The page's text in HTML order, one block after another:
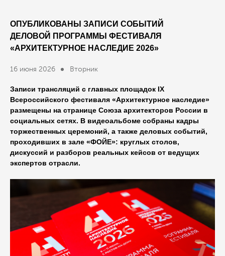
ОПУБЛИКОВАНЫ ЗАПИСИ СОБЫТИЙ
ДЕЛОВОЙ ПРОГРАММЫ ФЕСТИВАЛЯ
«АРХИТЕКТУРНОЕ НАСЛЕДИЕ 2026»
16 июня 2026 Вторник
Записи трансляций с главных площадок IX
Всероссийского фестиваля «Архитектурное наследие»
размещены на странице Союза архитекторов России в
социальных сетях. В видеоальбоме собраны кадры
торжественных церемоний, а также деловых событий,
проходивших в зале «ФОЙЕ»: круглых столов,
дискуссий и разборов реальных кейсов от ведущих
экспертов отрасли.